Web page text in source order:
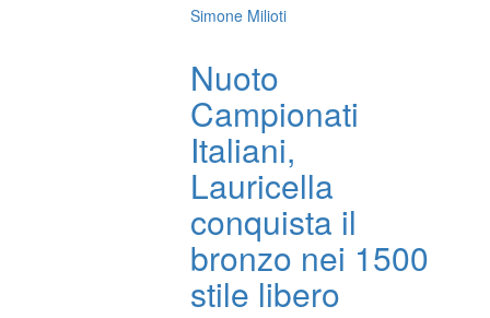
Simone Milioti
Nuoto
Campionati
Italiani,
Lauricella
conquista il
bronzo nei 1500
stile libero